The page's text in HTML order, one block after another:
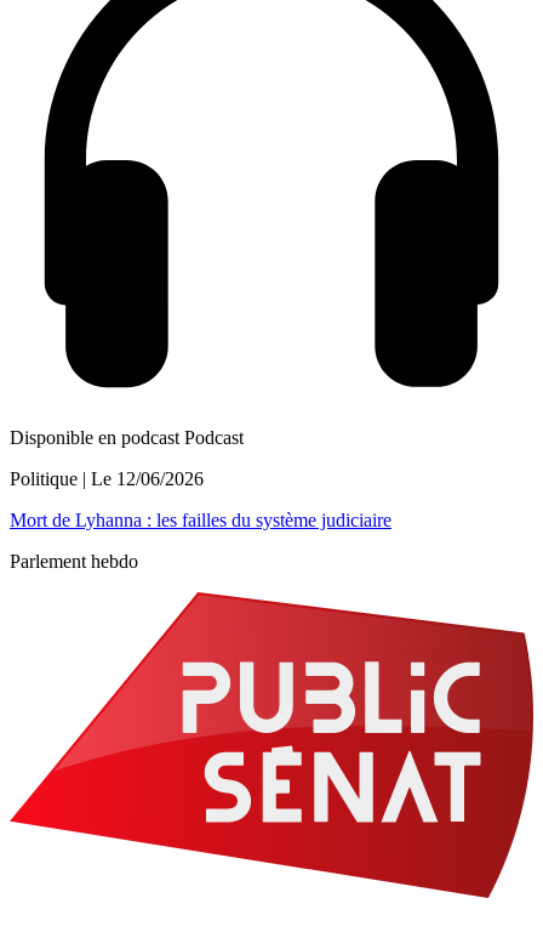
Disponible en podcast Podcast
Politique | Le 12/06/2026
Mort de Lyhanna : les failles du système judiciaire
Parlement hebdo